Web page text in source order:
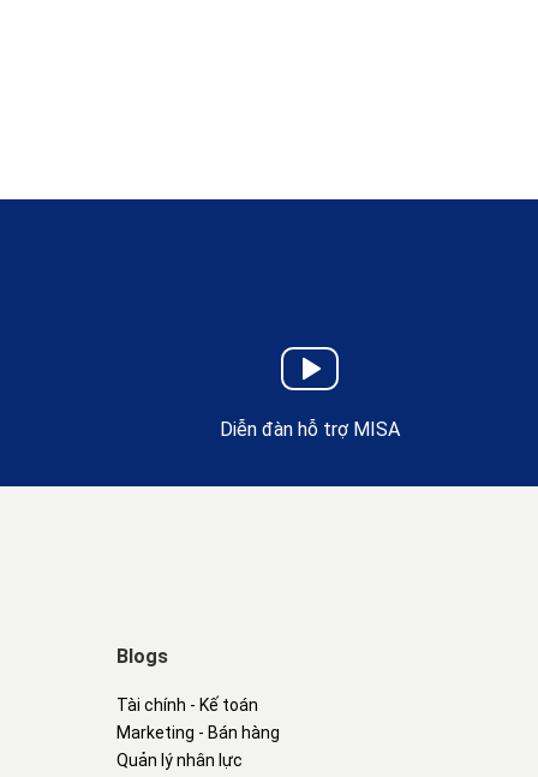
Diễn đàn hỗ trợ MISA
Blogs
Tài chính - Kế toán
Marketing - Bán hàng
Quản lý nhân lực